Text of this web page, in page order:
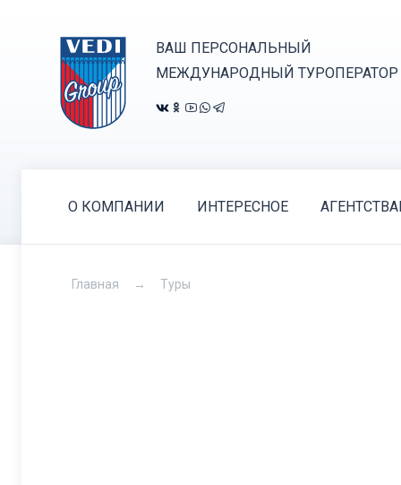
ВАШ ПЕРСОНАЛЬНЫЙ
МЕЖДУНАРОДНЫЙ ТУРОПЕРАТОР
О КОМПАНИИ ИНТЕРЕСНОЕ
Главная Туры